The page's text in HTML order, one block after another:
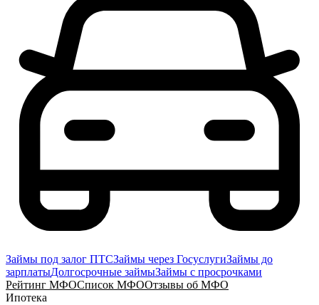
Займы под залог ПТСЗаймы через ГосуслугиЗаймы до
зарплатыДолгосрочные займыЗаймы с просрочками
Рейтинг МФОСписок МФООтзывы об МФО
Ипотека